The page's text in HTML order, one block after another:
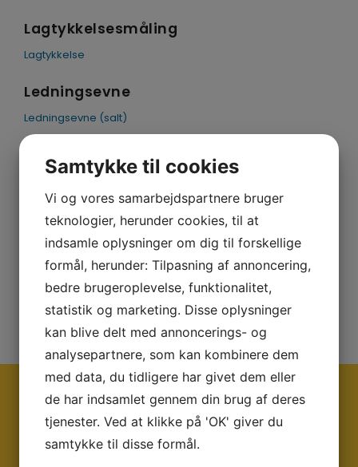
Lagtykkelsesmåling
Lagtykkelse
Ledningsevne
Ledningsevne (salt)
Poresøgning
Vedhæftning
Vedhæftning
Viskositet
Viskositetsdefinitioner
Viskositetsfaktorer
Ring og få en snak med os i dag på tlf:
+45 45 95 07 00eller på mail:
salg@strenometer.dk
Samtykke til cookies
Vi og vores samarbejdspartnere bruger
teknologier, herunder cookies, til at
indsamle oplysninger om dig til forskellige
formål, herunder: Tilpasning af annoncering,
bedre brugeroplevelse, funktionalitet,
statistik og marketing. Disse oplysninger
kan blive delt med annoncerings- og
analysepartnere, som kan kombinere dem
med data, du tidligere har givet dem eller
de har indsamlet gennem din brug af deres
tjenester. Ved at klikke på 'OK' giver du
samtykke til disse formål.